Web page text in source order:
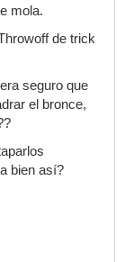
mola.
de trick
seguro que
el bronce,
bien así?